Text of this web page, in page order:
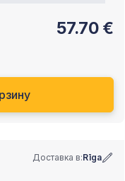
57.70 €
Доставка в:Rīga